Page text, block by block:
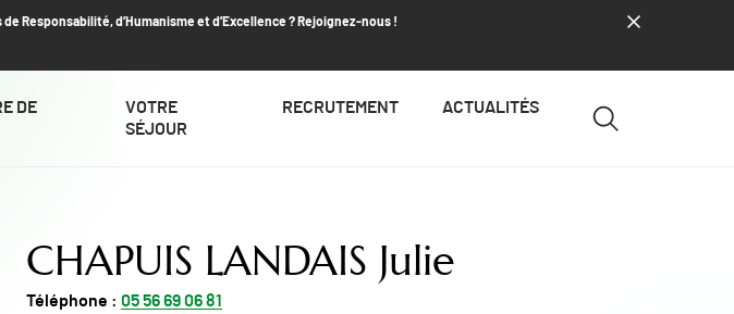
Responsabilité, d’Humanisme et d’Excellence ? Rejoignez-nous !
DE
VOTRE
SÉJOUR
RECRUTEMENT ACTUALITÉS
CHAPUIS LANDAIS Julie
Téléphone : 05 56 69 06 81